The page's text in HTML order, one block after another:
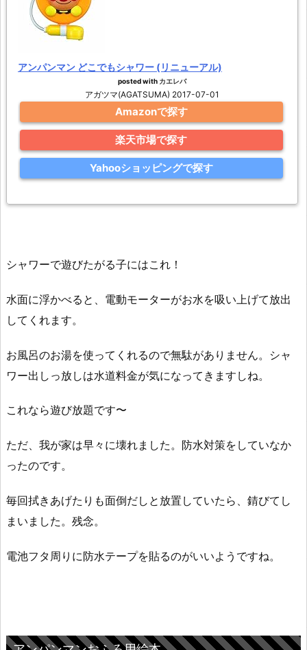
アンパンマン どこでもシャワー (リニューアル)
posted with カエレバ
アガツマ(AGATSUMA) 2017-07-01
Amazonで探す
楽天市場で探す
Yahooショッピングで探す
シャワーで遊びたがる子にはこれ！
水面に浮かべると、電動モーターがお水を吸い上げて放出
してくれます。
お風呂のお湯を使ってくれるので無駄がありません。シャ
ワー出しっ放しは水道料金が気になってきますしね。
これなら遊び放題です〜
ただ、我が家は早々に壊れました。防水対策をしていなか
ったのです。
毎回拭きあげたりも面倒だしと放置していたら、錆びてし
まいました。残念。
電池フタ周りに防水テープを貼るのがいいようですね。